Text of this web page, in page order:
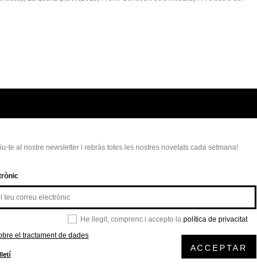
te al nostre newsletter i rebràs totes les nostres novetats cada setmana!
He llegit, comprenc i accepto la política de privacitat
el tractament de dades
ACCEPTAR